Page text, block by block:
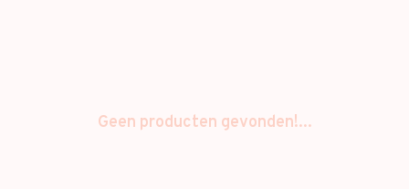
Geen producten gevonden!...